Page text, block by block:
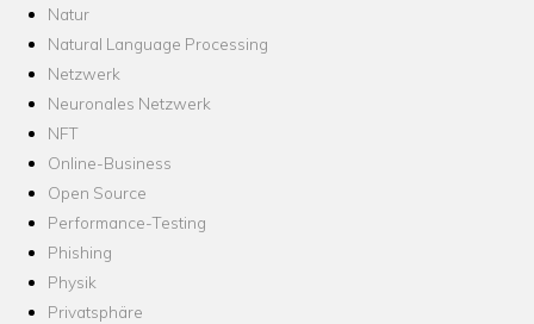
Natur
Natural Language Processing
Netzwerk
Neuronales Netzwerk
NFT
Online-Business
Open Source
Performance-Testing
Phishing
Physik
Privatsphäre